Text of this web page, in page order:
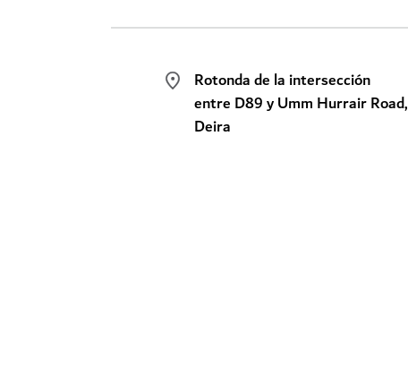
Rotonda de la intersección
entre D89 y Umm Hurrair Road,
Deira